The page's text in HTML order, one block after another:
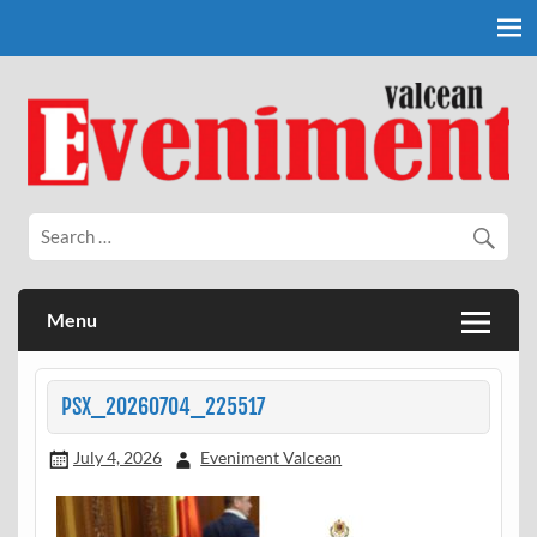
Eveniment Valcean
Menu
PSX_20260704_225517
July 4, 2026 Eveniment Valcean